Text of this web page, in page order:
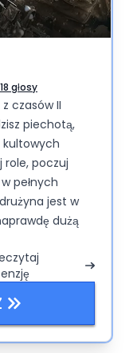
głosy
czasów II
piechotą,
kultowych
role, poczuj
pełnych
jest w
dużą